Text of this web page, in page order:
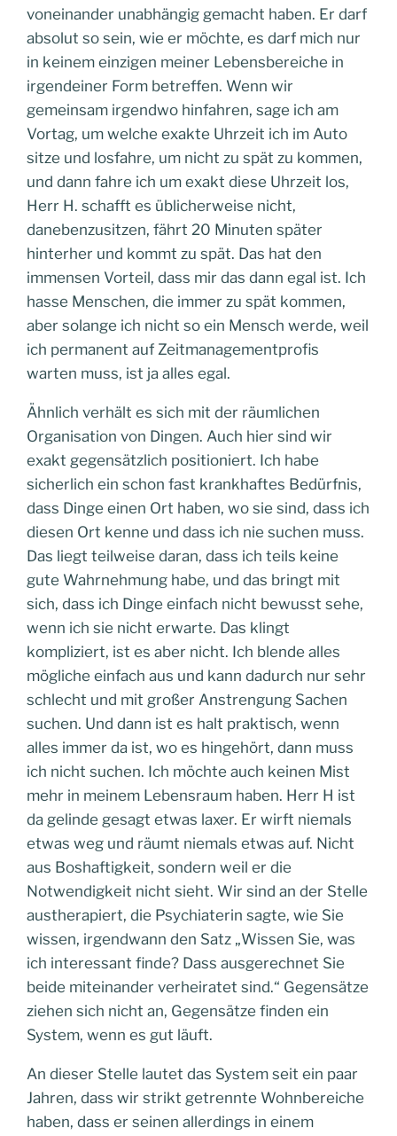
voneinander unabhängig gemacht haben. Er darf
absolut so sein, wie er möchte, es darf mich nur
in keinem einzigen meiner Lebensbereiche in
irgendeiner Form betreffen. Wenn wir
gemeinsam irgendwo hinfahren, sage ich am
Vortag, um welche exakte Uhrzeit ich im Auto
sitze und losfahre, um nicht zu spät zu kommen,
und dann fahre ich um exakt diese Uhrzeit los,
Herr H. schafft es üblicherweise nicht,
danebenzusitzen, fährt 20 Minuten später
hinterher und kommt zu spät. Das hat den
immensen Vorteil, dass mir das dann egal ist. Ich
hasse Menschen, die immer zu spät kommen,
aber solange ich nicht so ein Mensch werde, weil
ich permanent auf Zeitmanagementprofis
warten muss, ist ja alles egal.
Ähnlich verhält es sich mit der räumlichen
Organisation von Dingen. Auch hier sind wir
exakt gegensätzlich positioniert. Ich habe
sicherlich ein schon fast krankhaftes Bedürfnis,
dass Dinge einen Ort haben, wo sie sind, dass ich
diesen Ort kenne und dass ich nie suchen muss.
Das liegt teilweise daran, dass ich teils keine
gute Wahrnehmung habe, und das bringt mit
sich, dass ich Dinge einfach nicht bewusst sehe,
wenn ich sie nicht erwarte. Das klingt
kompliziert, ist es aber nicht. Ich blende alles
mögliche einfach aus und kann dadurch nur sehr
schlecht und mit großer Anstrengung Sachen
suchen. Und dann ist es halt praktisch, wenn
alles immer da ist, wo es hingehört, dann muss
ich nicht suchen. Ich möchte auch keinen Mist
mehr in meinem Lebensraum haben. Herr H ist
da gelinde gesagt etwas laxer. Er wirft niemals
etwas weg und räumt niemals etwas auf. Nicht
aus Boshaftigkeit, sondern weil er die
Notwendigkeit nicht sieht. Wir sind an der Stelle
austherapiert, die Psychiaterin sagte, wie Sie
wissen, irgendwann den Satz „Wissen Sie, was
ich interessant finde? Dass ausgerechnet Sie
beide miteinander verheiratet sind.“ Gegensätze
ziehen sich nicht an, Gegensätze finden ein
System, wenn es gut läuft.
An dieser Stelle lautet das System seit ein paar
Jahren, dass wir strikt getrennte Wohnbereiche
haben, dass er seinen allerdings in einem